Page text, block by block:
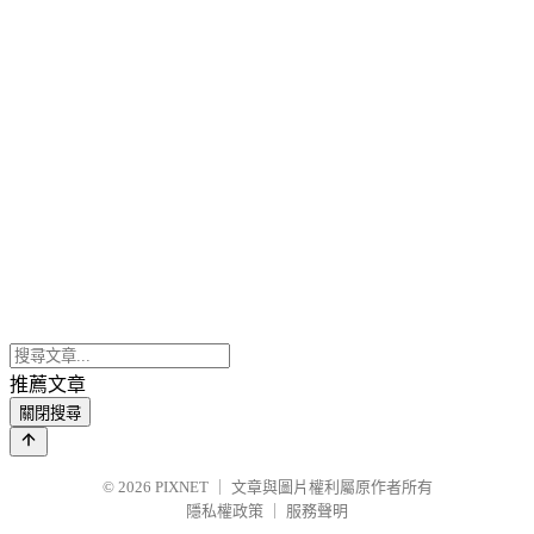
推薦文章
關閉搜尋
© 2026 PIXNET
文章與圖片權利屬原作者所有
隱私權政策
服務聲明